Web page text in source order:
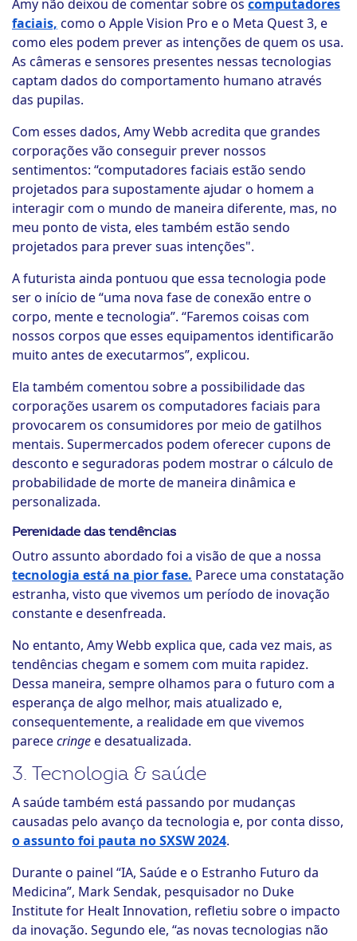
Amy não deixou de comentar sobre os computadores
faciais, como o Apple Vision Pro e o Meta Quest 3, e
como eles podem prever as intenções de quem os usa.
As câmeras e sensores presentes nessas tecnologias
captam dados do comportamento humano através
das pupilas.
Com esses dados, Amy Webb acredita que grandes
corporações vão conseguir prever nossos
sentimentos: “computadores faciais estão sendo
projetados para supostamente ajudar o homem a
interagir com o mundo de maneira diferente, mas, no
meu ponto de vista, eles também estão sendo
projetados para prever suas intenções".
A futurista ainda pontuou que essa tecnologia pode
ser o início de “uma nova fase de conexão entre o
corpo, mente e tecnologia”. “Faremos coisas com
nossos corpos que esses equipamentos identificarão
muito antes de executarmos”, explicou.
Ela também comentou sobre a possibilidade das
corporações usarem os computadores faciais para
provocarem os consumidores por meio de gatilhos
mentais. Supermercados podem oferecer cupons de
desconto e seguradoras podem mostrar o cálculo de
probabilidade de morte de maneira dinâmica e
personalizada.
Perenidade das tendências
Outro assunto abordado foi a visão de que a nossa
tecnologia está na pior fase. Parece uma constatação
estranha, visto que vivemos um período de inovação
constante e desenfreada.
No entanto, Amy Webb explica que, cada vez mais, as
tendências chegam e somem com muita rapidez.
Dessa maneira, sempre olhamos para o futuro com a
esperança de algo melhor, mais atualizado e,
consequentemente, a realidade em que vivemos
parececringee desatualizada.
3. Tecnologia & saúde
A saúde também está passando por mudanças
causadas pelo avanço da tecnologia e, por conta disso,
o assunto foi pauta no SXSW 2024.
Durante o painel “IA, Saúde e o Estranho Futuro da
Medicina”, Mark Sendak, pesquisador no Duke
Institute for Healt Innovation, refletiu sobre o impacto
da inovação. Segundo ele, “as novas tecnologias não